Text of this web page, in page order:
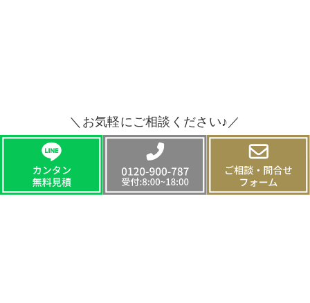
＼お気軽にご相談ください♪／